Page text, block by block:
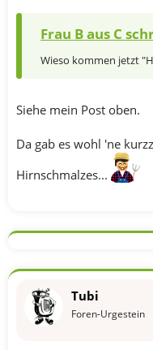
Frau B aus C
Wieso kommen jetzt
Siehe mein Post oben.
Da gab es wohl 'ne
Hirnschmalzes...
Tubi
Foren-Urgestein